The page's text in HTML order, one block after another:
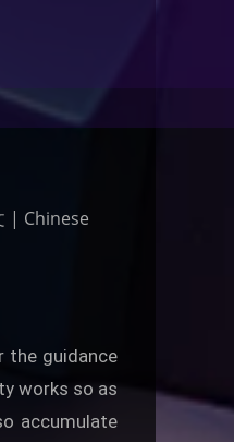
| Chinese
the guidance
works so as
accumulate